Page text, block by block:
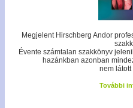
Megjelent Hirschberg Andor
Évente számtalan szakkönyv
hazánkban azonban
nem
További